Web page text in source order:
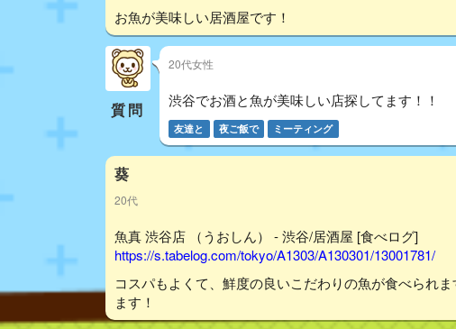
お魚が美味しい居酒屋です！
質問
20代女性
渋谷でお酒と魚が美味しい店探してます！！
友達と 夜ご飯で ミーティング
葵
20代
魚真 渋谷店 （うおしん） - 渋谷/居酒屋 [食べログ]
https://s.tabelog.com/tokyo/A1303/A130301/13001781/
コスパもよくて、鮮度の良いこだわりの魚が食べられ
ます！